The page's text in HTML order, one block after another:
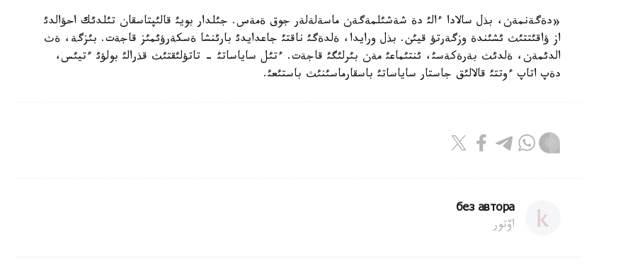
«دةگةنمةن، بذل سالادا ءالئ دة شةشئلمةگةن ماسةلةلةر جوق ةمةس. جئلدار بويئ قالئپتاسقان تئلدئك احؤالدئ
از ؤاقئتتئث ئشئندة وزگةرتؤ قيئن. بذل ورايدا، ةلدةگئ ناقتئ جاعدايدئ بارئنشا ةسكةرؤئمئز قاجةت. بئزگة، ةث
الدئمةن، ةلدئث بةرةكةسئ، ئنتئماعئ مةن بئرلئگئ قاجةت. ءتئل ساياساتئ - تاتؤلئقتئث قذرالئ بولؤئ ءتيئس،
دةپ اتاپ ءوتتئ قالالئق جاستار ساياساتئ باسقارماسئنئث باستئعئ.
без автора
اۆتور